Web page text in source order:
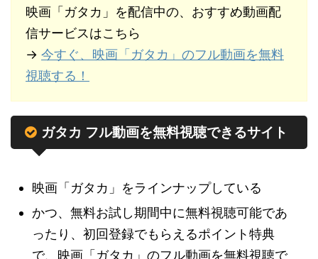
映画「ガタカ」を配信中の、おすすめ動画配
信サービスはこちら
→ 今すぐ、映画「ガタカ」のフル動画を無料
視聴する！
ガタカ フル動画を無料視聴できるサイト
映画「ガタカ」をラインナップしている
かつ、無料お試し期間中に無料視聴可能であ
ったり、初回登録でもらえるポイント特典
で、映画「ガタカ」のフル動画を無料視聴で